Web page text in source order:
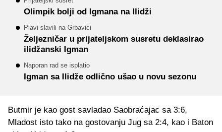
Olimpik bolji od Igmana na Ilidži
Plavi slavili na Grbavici
Željezničar u prijateljskom susretu deklasirao
ilidžanski Igman
Naporan rad se isplatio
Igman sa Ilidže odlično ušao u novu sezonu
Butmir je kao gost savladao Saobraćajac sa 3:6,
Mladost isto tako na gostovanju Jug sa 2:4, kao i Baton